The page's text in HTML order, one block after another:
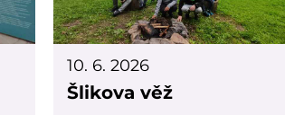
10. 6. 2026
Šlikova věž